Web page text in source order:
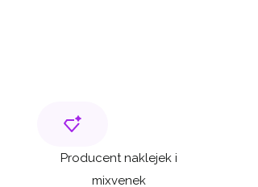
Producent naklejek i
mixvenek